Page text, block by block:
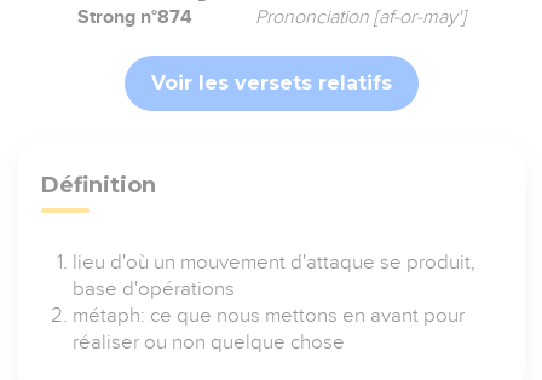
Strong n°874 Prononciation [af-or-may']
Voir les versets relatifs
Définition
lieu d'où un mouvement d'attaque se produit,
base d'opérations
métaph: ce que nous mettons en avant pour
réaliser ou non quelque chose